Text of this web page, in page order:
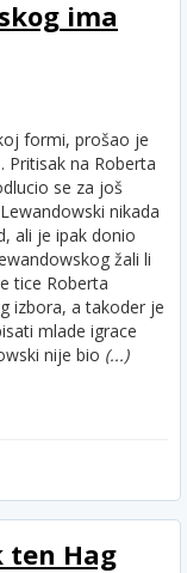
ima
formi, prošao je
Pritisak na Roberta
se za još
nikada
ali je ipak donio
žali li
tice Roberta
izbora, a takoder je
mlade igrace
nije bio (...)
ten Hag